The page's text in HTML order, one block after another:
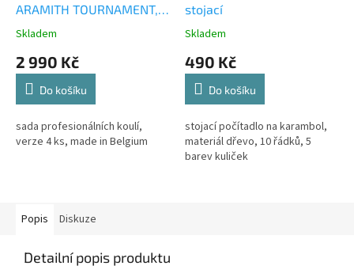
ARAMITH TOURNAMENT, 4
ks
Skladem
2 990 Kč
Do košíku
sada profesionálních koulí,
verze 4 ks, made in Belgium
stojací
Skladem
490 Kč
Do košíku
stojací počítadlo na karambol,
materiál dřevo, 10 řádků, 5
barev kuliček
Popis Diskuze
Detailní popis produktu